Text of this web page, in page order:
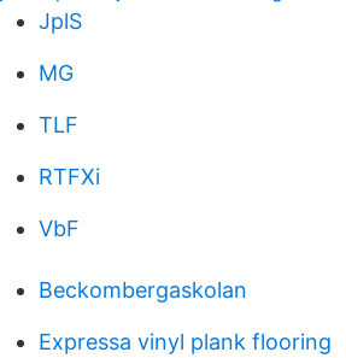
JplS
MG
TLF
RTFXi
VbF
Beckombergaskolan
Expressa vinyl plank flooring